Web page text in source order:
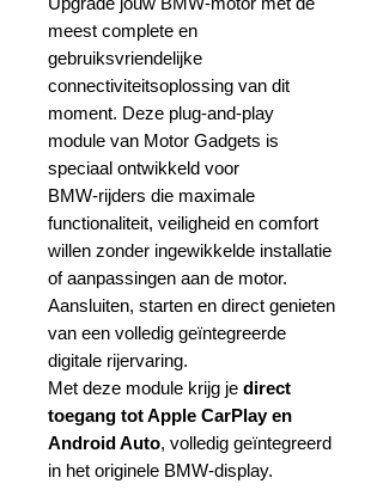
meest complete en
gebruiksvriendelijke
connectiviteitsoplossing van dit
moment. Deze plug‑and‑play
module van Motor Gadgets is
speciaal ontwikkeld voor
BMW‑rijders die maximale
functionaliteit, veiligheid en comfort
willen zonder ingewikkelde installatie
of aanpassingen aan de motor.
Aansluiten, starten en direct genieten
van een volledig geïntegreerde
digitale rijervaring.
Met deze module krijg je direct
toegang tot Apple CarPlay en
Android Auto, volledig geïntegreerd
in het originele BMW‑display.